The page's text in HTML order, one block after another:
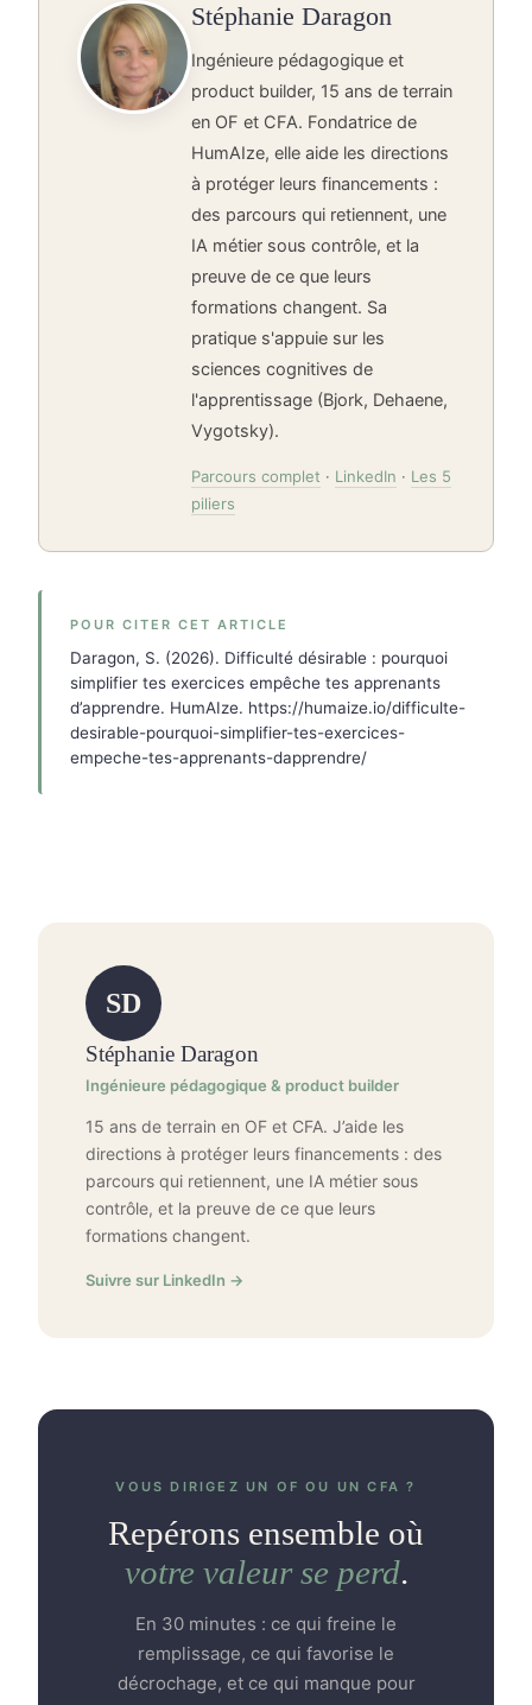
Stéphanie Daragon
Ingénieure pédagogique et
product builder, 15 ans de terrain
en OF et CFA. Fondatrice de
HumAIze, elle aide les directions
à protéger leurs financements :
des parcours qui retiennent, une
IA métier sous contrôle, et la
preuve de ce que leurs
formations changent. Sa
pratique s'appuie sur les
sciences cognitives de
l'apprentissage (Bjork, Dehaene,
Vygotsky).
Parcours complet · LinkedIn · Les 5
piliers
POUR CITER CET ARTICLE
Daragon, S. (2026). Difficulté désirable : pourquoi
simplifier tes exercices empêche tes apprenants
d’apprendre. HumAIze. https://humaize.io/difficulte-
desirable-pourquoi-simplifier-tes-exercices-
empeche-tes-apprenants-dapprendre/
SD
Stéphanie Daragon
Ingénieure pédagogique & product builder
15 ans de terrain en OF et CFA. J’aide les
directions à protéger leurs financements : des
parcours qui retiennent, une IA métier sous
contrôle, et la preuve de ce que leurs
formations changent.
Suivre sur LinkedIn →
VOUS DIRIGEZ UN OF OU UN CFA ?
Repérons ensemble où
votre valeur se perd.
En 30 minutes : ce qui freine le
remplissage, ce qui favorise le
décrochage, et ce qui manque pour